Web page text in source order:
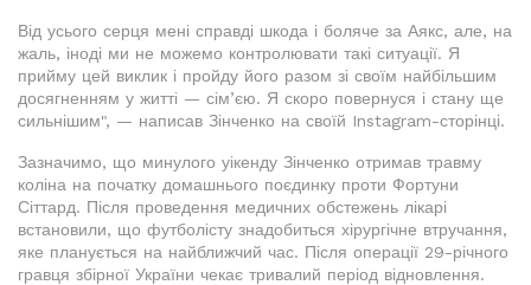
Від усього серця мені справді шкода і боляче за Аякс, але, на
жаль, іноді ми не можемо контролювати такі ситуації. Я
прийму цей виклик і пройду його разом зі своїм найбільшим
досягненням у житті — сім’єю. Я скоро повернуся і стану ще
сильнішим", — написав Зінченко на своїй Instagram-сторінці.
Зазначимо, що минулого уікенду Зінченко отримав травму
коліна на початку домашнього поєдинку проти Фортуни
Сіттард. Після проведення медичних обстежень лікарі
встановили, що футболісту знадобиться хірургічне втручання,
яке планується на найближчий час. Після операції 29-річного
гравця збірної України чекає тривалий період відновлення.